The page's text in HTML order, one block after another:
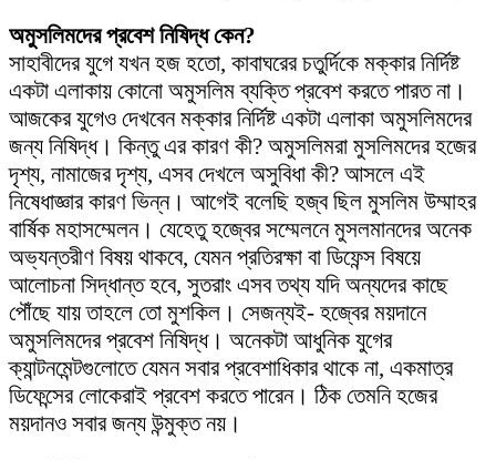
অমুসলিমদের প্রবেশ নিষিদ্ধ কেন?
সাহাবীদের যুগে যখন হজ হতো, কাবাঘরের চতুর্দিকে মক্কার নির্দিষ্ট
একটা এলাকায় কোনো অমুসলিম ব্যক্তি প্রবেশ করতে পারত না।
আজকের যুগেও দেখবেন মক্কার নির্দিষ্ট একটা এলাকা অমুসলিমদের
জন্য নিষিদ্ধ। কিন্তু এর কারণ কী? অমুসলিমরা মুসলিমদের হজের
দৃশ্য, নামাজের দৃশ্য, এসব দেখলে অসুবিধা কী? আসলে এই
নিষেধাজ্ঞার কারণ ভিন্ন। আগেই বলেছি হজ্ব ছিল মুসলিম উম্মাহর
বার্ষিক মহাসম্মেলন। যেহেতু হজ্বের সম্মেলনে মুসলমানদের অনেক
অভ্যন্তরীণ বিষয় থাকবে, যেমন প্রতিরক্ষা বা ডিফেন্স বিষয়ে
আলোচনা সিদ্ধান্ত হবে, সুতরাং এসব তথ্য যদি অন্যদের কাছে
পৌঁছে যায় তাহলে তো মুশকিল। সেজন্যই- হজ্বের ময়দানে
অমুসলিমদের প্রবেশ নিষিদ্ধ। অনেকটা আধুনিক যুগের
ক্যান্টনমেন্টগুলোতে যেমন সবার প্রবেশাধিকার থাকে না, একমাত্র
ডিফেন্সের লোকেরাই প্রবেশ করতে পারেন। ঠিক তেমনি হজের
ময়দানও সবার জন্য উন্মুক্ত নয়।